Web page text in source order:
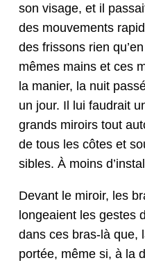
son vis­age, et il
des mou­ve­ments
des fris­sons rien
mêmes mains et ces
la manier, la nuit
un jour. Il lui faudrait
grands miroirs tout
de tous les côtes et
si­bles. À moins
Devant le miroir, les
longeaient les gestes
dans ces bras-là que,
portée, même si, à la